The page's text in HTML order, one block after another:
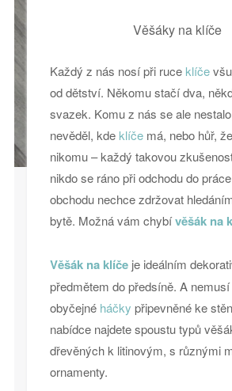
Věšáky na klíče
Každý z nás nosí při ruce klíče
od dětství. Někomu stačí dva,
svazek. Komu z nás se ale
nevěděl, kde klíčemá, nebo hůř,
nikomu – každý takovou
nikdo se ráno při odchodu do
obchodu nechce zdržovat
bytě. Možná vám chybívěšák na
Věšák na klíčeje ideálním
předmětem do předsíně. A
obyčejné háčky připevněné ke
nabídce najdete spoustu typů
dřevěných k litinovým, s různými
ornamenty.